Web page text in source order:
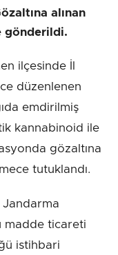
alınan
gönderildi.
ilçesinde İl
düzenlenen
emdirilmiş
kannabinoid ile
gözaltına
tutuklandı.
madde ticareti
istihbari